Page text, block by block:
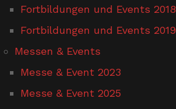
Fortbildungen und Events 2018
Fortbildungen und Events 2019
Messen & Events
Messe & Event 2023
Messe & Event 2025